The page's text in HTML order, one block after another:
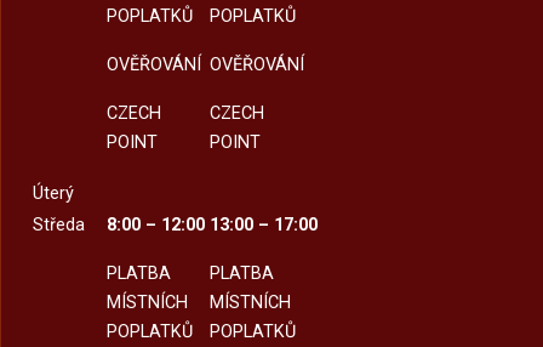
POPLATKŮ
OVĚŘOVÁNÍ
CZECH
POINT
POPLATKŮ
OVĚŘOVÁNÍ
CZECH
POINT
Úterý
Středa
8:00 – 12:00
PLATBA
MÍSTNÍCH
POPLATKŮ
13:00 – 17:00
PLATBA
MÍSTNÍCH
POPLATKŮ